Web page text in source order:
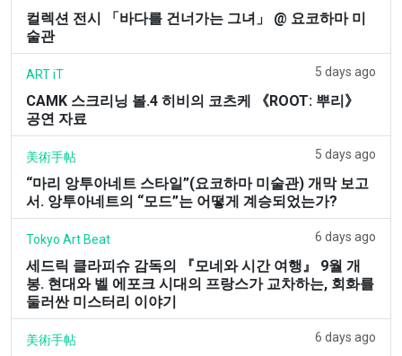
컬렉션 전시 「바다를 건너가는 그녀」 @ 요코하마 미
술관
ART iT 5 days ago
CAMK 스크리닝 볼.4 히비의 코츠케 《ROOT: 뿌리》
공연 자료
美術手帖 5 days ago
“마리 앙투아네트 스타일”(요코하마 미술관) 개막 보고
서. 앙투아네트의 “모드”는 어떻게 계승되었는가?
Tokyo Art Beat 6 days ago
세드릭 클라피슈 감독의 『모네와 시간 여행』 9월 개
봉. 현대와 벨 에포크 시대의 프랑스가 교차하는, 회화를
둘러싼 미스터리 이야기
美術手帖 6 days ago